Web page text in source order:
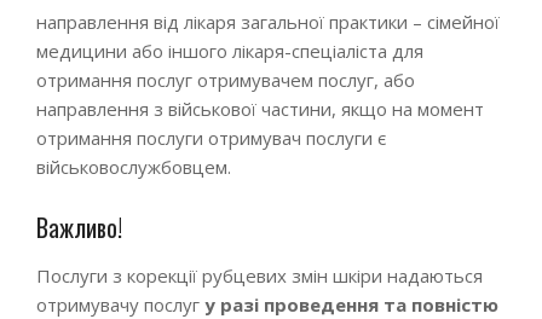
направлення від лікаря загальної практики – сімейної
медицини або іншого лікаря-спеціаліста для
отримання послуг отримувачем послуг, або
направлення з військової частини, якщо на момент
отримання послуги отримувач послуги є
військовослужбовцем.
Важливо!
Послуги з корекції рубцевих змін шкіри надаються
отримувачу послуг у разі проведення та повністю